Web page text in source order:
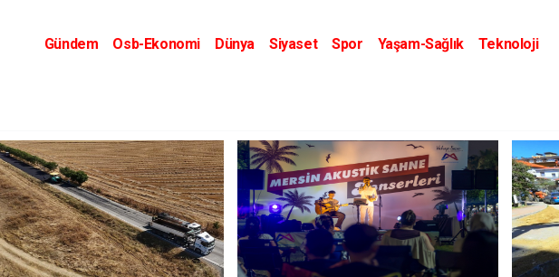
Gündem Osb-Ekonomi Dünya Siyaset Spor Yaşam-Sağlık
Teknoloji